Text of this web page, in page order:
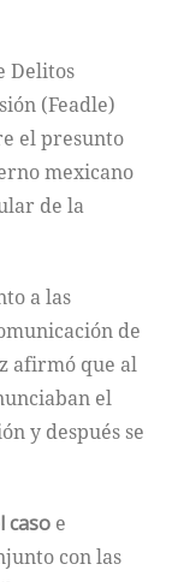
Delitos
(Feadle)
el presunto
mexicano
de la
a las
de
afirmó que al
el
y después se
caso e
con las